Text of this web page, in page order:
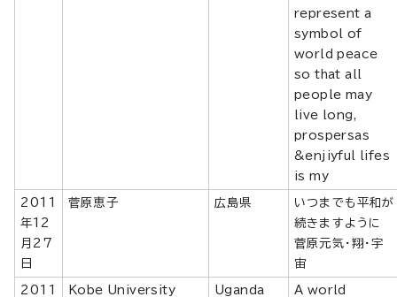
represent a
symbol of
world peace
so that all
people may
live long,
prospersas
&enjiyful lifes
is my
2011
年12
月27
日
菅原恵子 広島県
いつまでも平和が
続きますように
菅原元気・翔・宇
宙
2011
Kobe University
Uganda
A world